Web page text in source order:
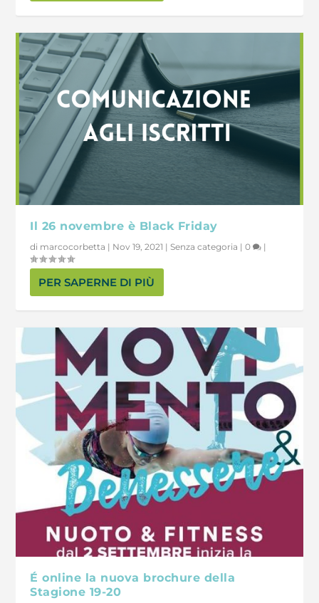
Il 26 novembre è Black Friday
di marcocorbetta | Nov 19, 2021 |Senza categoria |0 |
PER SAPERNE DI PIÙ
É online la nuova brochure della
Stagione 19-20